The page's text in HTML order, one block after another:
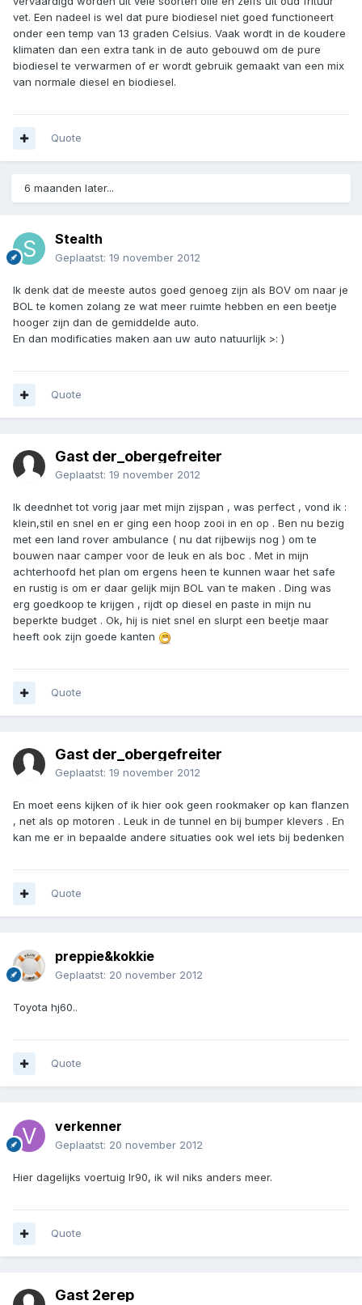
vet. Een nadeel is wel dat pure biodiesel niet goed functioneert
onder een temp van 13 graden Celsius. Vaak wordt in de koudere
klimaten dan een extra tank in de auto gebouwd om de pure
biodiesel te verwarmen of er wordt gebruik gemaakt van een mix
van normale diesel en biodiesel.
Quote
6 maanden later...
Stealth
Geplaatst: 19 november 2012
Ik denk dat de meeste autos goed genoeg zijn als BOV om naar je
BOL te komen zolang ze wat meer ruimte hebben en een beetje
hooger zijn dan de gemiddelde auto.
En dan modificaties maken aan uw auto natuurlijk >: )
Quote
Gast der_obergefreiter
Geplaatst: 19 november 2012
Ik deednhet tot vorig jaar met mijn zijspan , was perfect , vond ik :
klein,stil en snel en er ging een hoop zooi in en op . Ben nu bezig
met een land rover ambulance ( nu dat rijbewijs nog ) om te
bouwen naar camper voor de leuk en als boc . Met in mijn
achterhoofd het plan om ergens heen te kunnen waar het safe
en rustig is om er daar gelijk mijn BOL van te maken . Ding was
erg goedkoop te krijgen , rijdt op diesel en paste in mijn nu
beperkte budget . Ok, hij is niet snel en slurpt een beetje maar
heeft ook zijn goede kanten
Quote
Gast der_obergefreiter
Geplaatst: 19 november 2012
En moet eens kijken of ik hier ook geen rookmaker op kan flanzen
, net als op motoren . Leuk in de tunnel en bij bumper klevers . En
kan me er in bepaalde andere situaties ook wel iets bij bedenken
Quote
preppie&kokkie
Geplaatst: 20 november 2012
Toyota hj60..
Quote
verkenner
Geplaatst: 20 november 2012
Hier dagelijks voertuig lr90, ik wil niks anders meer.
Quote
Gast 2erep